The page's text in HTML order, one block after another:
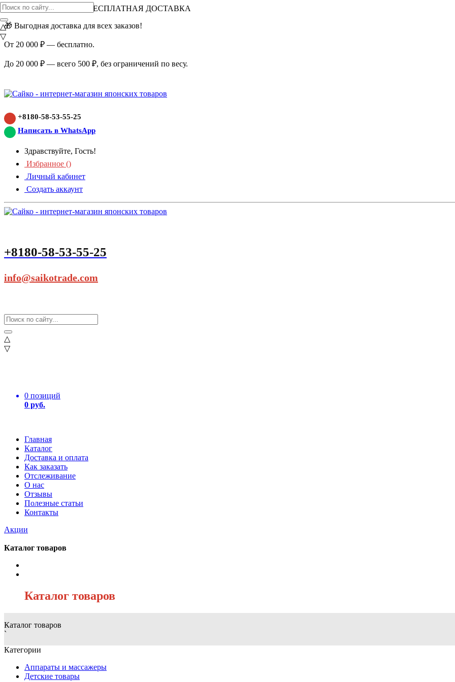
ВНИМАНИЕ АКЦИЯ!
БЕСПЛАТНАЯ ДОСТАВКА
🎁 Выгодная доставка для всех заказов!
От 20 000 ₽ — бесплатно.
До 20 000 ₽ — всего 500 ₽, без ограничений по весу.
+8180-58-53-55-25
Написать в WhatsApp
Здравствуйте, Гость!
Избранное ()
Личный кабинет
Создать аккаунт
+8180-58-53-55-25
info@saikotrade.com
△
▽
0 позиций
0 руб.
Главная
Каталог
Доставка и оплата
Как заказать
Отслеживание
О нас
Отзывы
Полезные статьи
Контакты
Акции
△
▽
Каталог товаров
Каталог товаров
Каталог товаров
`
Категории
Аппараты и массажеры
Детские товары